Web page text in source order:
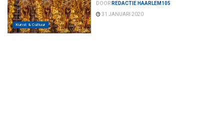
Kunst & Cultuur
DOOR REDACTIE HAARLEM105
31 JANUARI 2020